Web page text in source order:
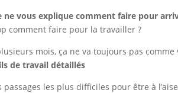
vous explique comment faire pour
comment faire pour la travailler ?
mois, ça ne va toujours pas comme
de travail détaillés
les plus difficiles pour être à